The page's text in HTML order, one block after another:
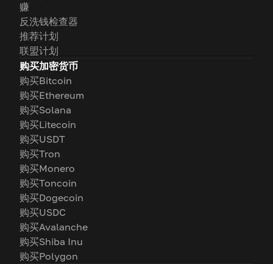
赚
反洗钱检查器
推荐计划
联盟计划
购买加密货币
购买Bitcoin
购买Ethereum
购买Solana
购买Litecoin
购买USDT
购买Tron
购买Monero
购买Toncoin
购买Dogecoin
购买USDC
购买Avalanche
购买Shiba Inu
购买Polygon